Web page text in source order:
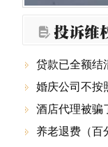
 投诉维
 贷款已全额结清
 婚庆公司不按
 酒店代理被骗
 养老退费（百